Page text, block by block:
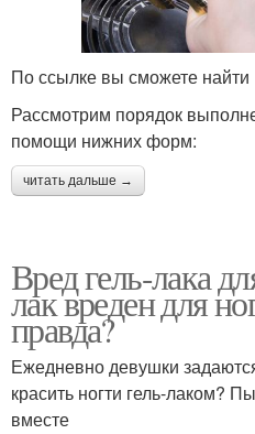
По ссылке вы сможете найти
Рассмотрим порядок
помощи нижних форм:
читать дальше →
Вред гель-лака
лак вреден для
правда?
Ежедневно девушки
красить ногти гель-лаком?
вместе